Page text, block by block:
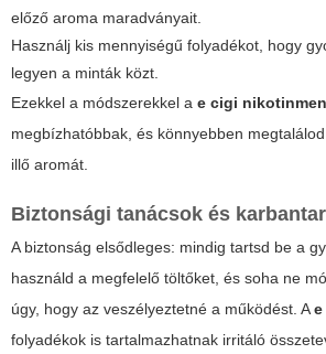
előző aroma maradványait.
Használj kis mennyiségű folyadékot, hogy
legyen a minták közt.
Ezekkel a módszerekkel a e cigi
megbízhatóbbak, és könnyebben
illő aromát.
Biztonsági tanácsok és
A biztonság elsődleges: mindig tartsd be a
használd a megfelelő töltőket, és soha ne
úgy, hogy az veszélyeztetné a működést. A
folyadékok is tartalmazhatnak irritáló